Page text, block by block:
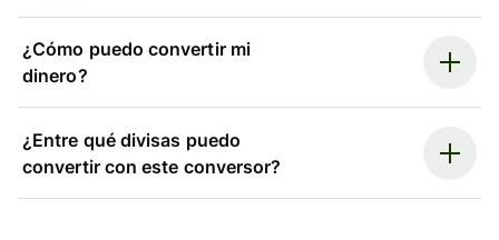
¿Cómo puedo convertir mi
dinero?
¿Entre qué divisas puedo
convertir con este conversor?